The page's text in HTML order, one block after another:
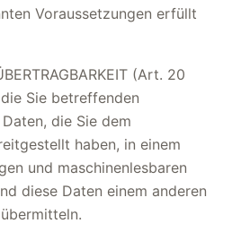
Voraussetzungen erfüllt
(Art. 20
Sie betreffenden
die Sie dem
haben, in einem
und maschinenlesbaren
diese Daten einem anderen